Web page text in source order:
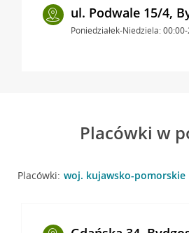
ul. Podwale 15/4,
Poniedziałek-Niedziela:
Placówki w
Placówki: woj. kujawsko-pomorskie